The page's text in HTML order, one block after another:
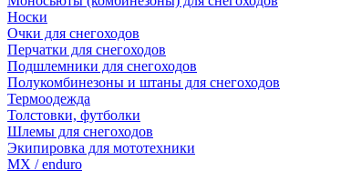
Носки
Очки для снегоходов
Перчатки для снегоходов
Подшлемники для снегоходов
Полукомбинезоны и штаны для снегоходов
Термоодежда
Толстовки, футболки
Шлемы для снегоходов
Экипировка для мототехники
MX / enduro